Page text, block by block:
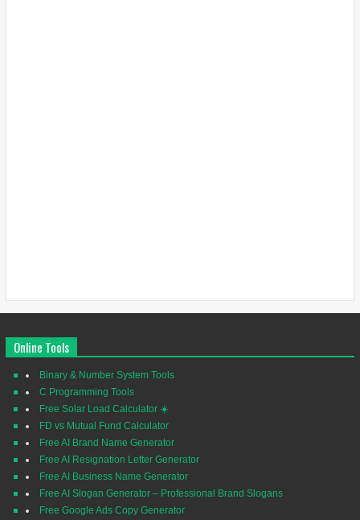
Online Tools
Binary & Number System Tools
C Programming Tools
Free Solar Load Calculator ☀️
FD vs Mutual Fund Calculator
Free AI Brand Name Generator
Free AI Resignation Letter Generator
Free AI Business Name Generator
Free AI Slogan Generator – Professional Brand Slogans
Free Google Ads Copy Generator